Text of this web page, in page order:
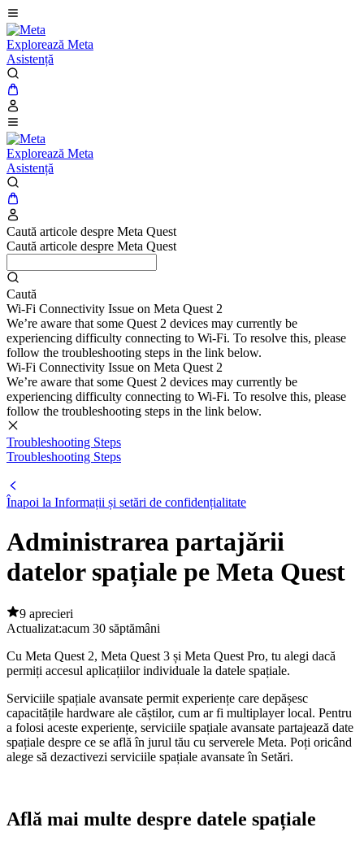
Explorează Meta
Asistență
Explorează Meta
Asistență
Caută articole despre Meta Quest
Caută articole despre Meta Quest
Caută
Wi-Fi Connectivity Issue on Meta Quest 2
We’re aware that some Quest 2 devices may currently be
experiencing difficulty connecting to Wi-Fi. To resolve this, please
follow the troubleshooting steps in the link below.
Wi-Fi Connectivity Issue on Meta Quest 2
We’re aware that some Quest 2 devices may currently be
experiencing difficulty connecting to Wi-Fi. To resolve this, please
follow the troubleshooting steps in the link below.
Troubleshooting Steps
Troubleshooting Steps
Înapoi la Informații și setări de confidențialitate
Administrarea partajării
datelor spațiale pe Meta Quest
9 aprecieri
Actualizat:acum 30 săptămâni
Cu Meta Quest 2, Meta Quest 3 și Meta Quest Pro, tu alegi dacă
permiți accesul aplicațiilor individuale la datele spațiale.
Serviciile spațiale avansate permit experiențe care depășesc
capacitățile hardware ale căștilor, cum ar fi multiplayer local. Pentru
a folosi aceste experiențe, serviciile spațiale avansate partajează date
spațiale despre ce se află în jurul tău cu serverele Meta. Poți oricând
alege să dezactivezi serviciile spațiale avansate în Setări.
Află mai multe despre datele spațiale